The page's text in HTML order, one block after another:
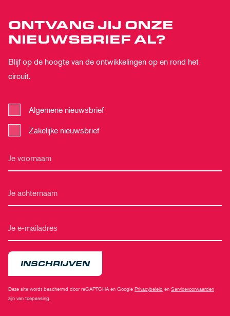
ONTVANG JIJ ONZE
NIEUWSBRIEF AL?
Blijf op de hoogte van de ontwikkelingen op en rond het
circuit.
Algemene nieuwsbrief
Zakelijke nieuwsbrief
INSCHRIJVEN
Deze site wordt beschermd door reCAPTCHA en Google Privacybeleid en Servicevoorwaarden
zijn van toepassing.